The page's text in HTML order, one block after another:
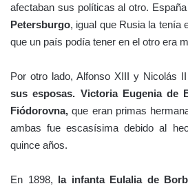
afectaban sus políticas al otro.
Petersburgo, igual que Rusia la tenía
que un país podía tener en el otro era
Por otro lado, Alfonso XIII y Nicolás
sus esposas. Victoria Eugenia de
Fiódorovna, que eran primas
ambas fue escasísima debido al
quince años.
En 1898, la infanta Eulalia de